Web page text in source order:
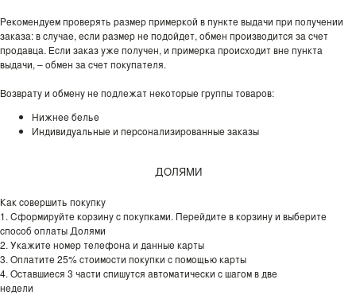
Рекомендуем проверять размер примеркой в пункте выдачи при получении
заказа: в случае, если размер не подойдет, обмен производится за счет
продавца. Если заказ уже получен, и примерка происходит вне пункта
выдачи, – обмен за счет покупателя.
Возврату и обмену не подлежат некоторые группы товаров:
Нижнее белье
Индивидуальные и персонализированные заказы
ДОЛЯМИ
Как совершить покупку
1. Сформируйте корзину с покупками. Перейдите в корзину и выберите
способ оплаты Долями
2. Укажите номер телефона и данные карты
3. Оплатите 25% стоимости покупки с помощью карты
4. Оставшиеся 3 части спишутся автоматически с шагом в две
недели